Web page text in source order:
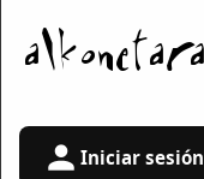
Iniciar sesión